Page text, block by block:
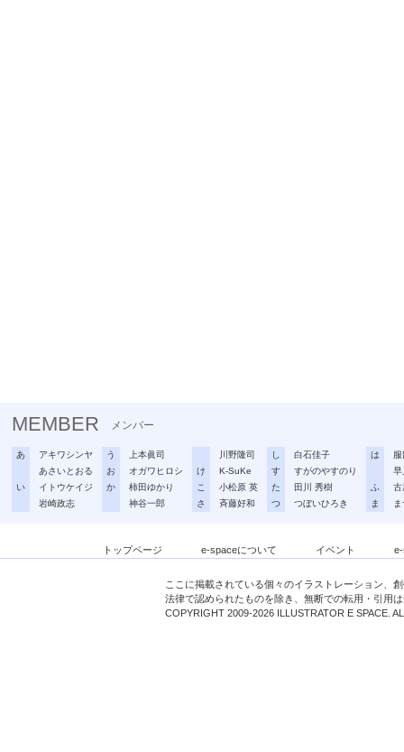
MEMBER メンバー
あ
アキワシンヤ
あさいとおる
い
イトウケイジ
岩崎政志
う
上本眞司
お
オガワヒロシ
か
柿田ゆかり
神谷一郎
川野隆司
け
K-SuKe
こ
小松原 英
さ
斉藤好和
し
白石佳子
す
すがのやすのり
た
田川 秀樹
つ
つぼいひろき
は
早
ふ
古
ま
トップページ e-spaceについて イベント
ここに掲載されている個々のイラストレーション、
法律で認められたものを除き、無断での転用・引用
COPYRIGHT 2009-2026 ILLUSTRATOR E SPACE.